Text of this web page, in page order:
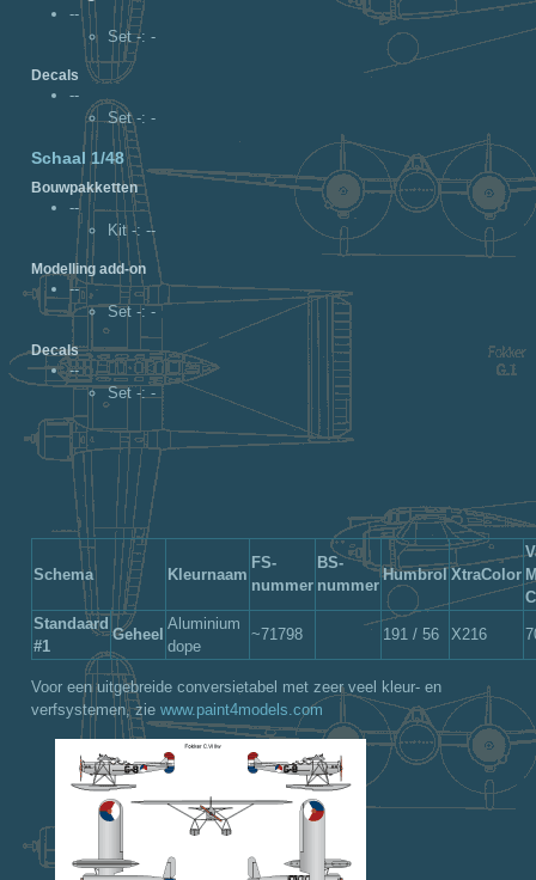
--
Set -: -
Decals
--
Set -: -
Schaal 1/48
Bouwpakketten
--
Kit -: --
Modelling add-on
--
Set -: -
Decals
--
Set -: -
Schema Kleurnaam
FS-
nummer
BS-
nummer
Humbrol XtraColor
Standaard
#1
Geheel
Aluminium
dope
~71798 191 / 56 X216
Voor een uitgebreide conversietabel met zeer veel kleur- en
verfsystemen, zie www.paint4models.com